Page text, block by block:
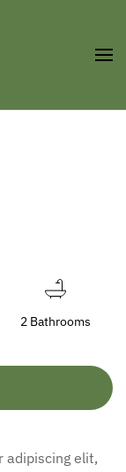
2 Bathrooms
adipiscing elit,